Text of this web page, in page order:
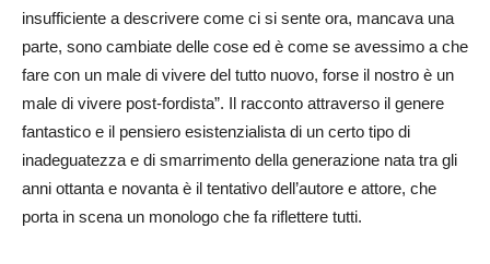
insufficiente a descrivere come ci si sente ora, mancava una
parte, sono cambiate delle cose ed è come se avessimo a che
fare con un male di vivere del tutto nuovo, forse il nostro è un
male di vivere post-fordista”. Il racconto attraverso il genere
fantastico e il pensiero esistenzialista di un certo tipo di
inadeguatezza e di smarrimento della generazione nata tra gli
anni ottanta e novanta è il tentativo dell’autore e attore, che
porta in scena un monologo che fa riflettere tutti.